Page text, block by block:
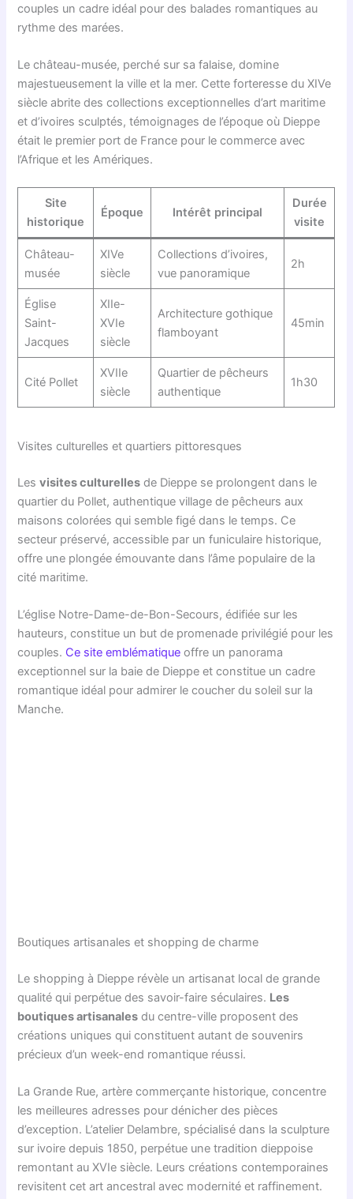
couples un cadre idéal pour des balades romantiques au
rythme des marées.
Le château-musée, perché sur sa falaise, domine
majestueusement la ville et la mer. Cette forteresse du XIVe
siècle abrite des collections exceptionnelles d’art maritime
et d’ivoires sculptés, témoignages de l’époque où Dieppe
était le premier port de France pour le commerce avec
l’Afrique et les Amériques.
Site
historique
Époque Intérêt principal
Durée
visite
Château-
musée
XIVe
siècle
Collections d’ivoires,
vue panoramique
2h
Église
Saint-
Jacques
XIIe-
XVIe
siècle
Architecture gothique
flamboyant
45min
Cité Pollet
XVIIe
siècle
Quartier de pêcheurs
authentique
1h30
Visites culturelles et quartiers pittoresques
Lesvisites culturelles de Dieppe se prolongent dans le
quartier du Pollet, authentique village de pêcheurs aux
maisons colorées qui semble figé dans le temps. Ce
secteur préservé, accessible par un funiculaire historique,
offre une plongée émouvante dans l’âme populaire de la
cité maritime.
L’église Notre-Dame-de-Bon-Secours, édifiée sur les
hauteurs, constitue un but de promenade privilégié pour les
couples. Ce site emblématique offre un panorama
exceptionnel sur la baie de Dieppe et constitue un cadre
romantique idéal pour admirer le coucher du soleil sur la
Manche.
Boutiques artisanales et shopping de charme
Le shopping à Dieppe révèle un artisanat local de grande
qualité qui perpétue des savoir-faire séculaires. Les
boutiques artisanales du centre-ville proposent des
créations uniques qui constituent autant de souvenirs
précieux d’un week-end romantique réussi.
La Grande Rue, artère commerçante historique, concentre
les meilleures adresses pour dénicher des pièces
d’exception. L’atelier Delambre, spécialisé dans la sculpture
sur ivoire depuis 1850, perpétue une tradition dieppoise
remontant au XVIe siècle. Leurs créations contemporaines
revisitent cet art ancestral avec modernité et raffinement.